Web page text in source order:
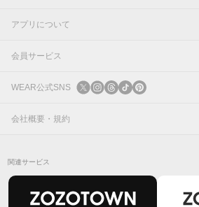
アプリについて
会員サービス
ログイン
新規会員登録
WEAR公式SNS
X
会社概要・規約
関連サービス